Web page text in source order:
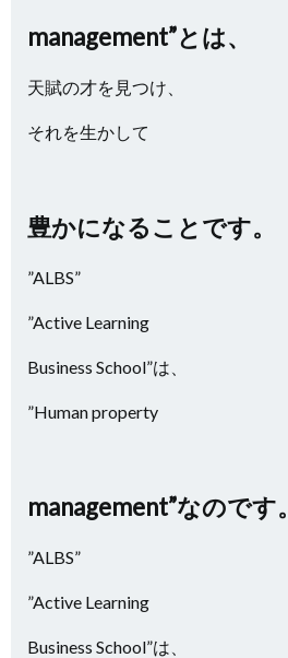
management”とは、
天賦の才を見つけ、
それを生かして
豊かになることです。
”ALBS”
”Active Learning
Business School”は、
”Human property
management”なのです。
”ALBS”
”Active Learning
Business School”は、